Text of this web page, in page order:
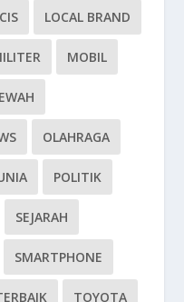
LOCAL BRAND
MOBIL
OLAHRAGA
POLITIK
SEJARAH
SMARTPHONE
TOYOTA